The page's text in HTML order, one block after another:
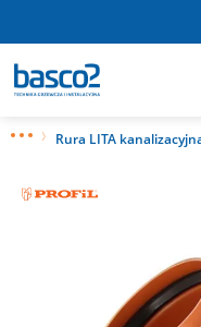
Rura LITA